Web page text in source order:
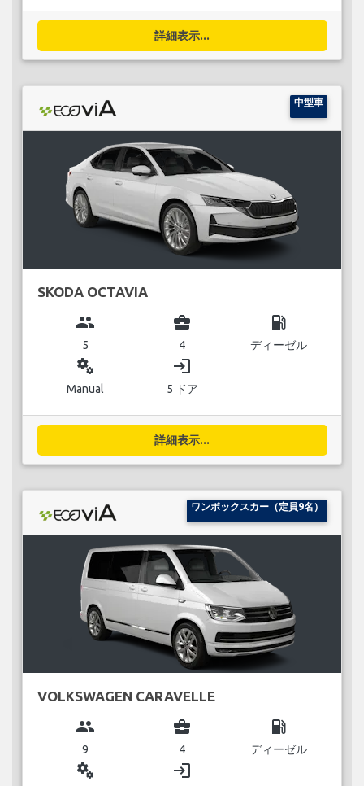
詳細表示...
中型車
SKODA OCTAVIA
group
5
business_center
4
local_gas_station
ディーゼル
miscellaneous_services
Manual
login
5 ドア
詳細表示...
ワンボックスカー（定員9名）
VOLKSWAGEN CARAVELLE
group
9
business_center
4
local_gas_station
ディーゼル
miscellaneous_services login